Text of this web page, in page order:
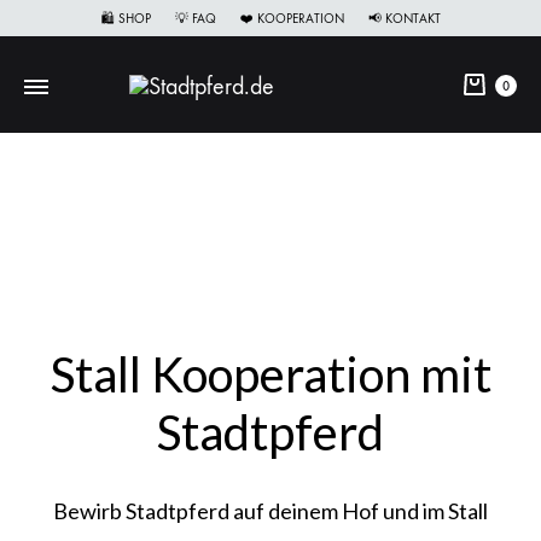
🛍 SHOP 💡 FAQ ❤️ KOOPERATION 📢 KONTAKT
0
Stall Kooperation mit
Stadtpferd
Bewirb Stadtpferd auf deinem Hof und im Stall